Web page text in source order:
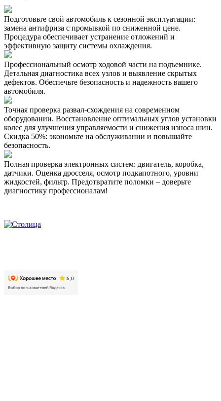
Подготовьте свой автомобиль к сезонной эксплуатации:
замена антифриза с промывкой по сниженной цене.
Процедура обеспечивает устранение отложений и
эффективную защиту системы охлаждения.
Профессиональный осмотр ходовой части на подъемнике.
Детальная диагностика всех узлов и выявление скрытых
дефектов. Обеспечьте безопасность и надежность вашего
автомобиля.
Точная проверка развал-схождения на современном
оборудовании. Восстановление оптимальных углов установки
колес для улучшения управляемости и снижения износа шин.
Скидка 50%: экономьте на обслуживании и повышайте
безопасность.
Полная проверка электронных систем: двигатель, коробка,
датчики. Оценка дросселя, осмотр подкапотного, уровни
жидкостей, фильтр. Предотвратите поломки – доверьте
диагностику профессионалам!